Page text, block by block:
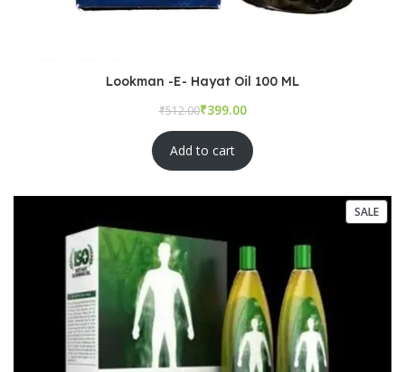
Lookman -E- Hayat Oil 100 ML
₹
₹
Add to cart
SALE